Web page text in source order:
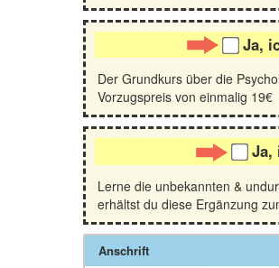
Ja,
Der Grundkurs über die
Vorzugspreis von einmalig 19€
Ja,
Lerne die unbekannten &
erhältst du diese Ergänzung
Anschrift